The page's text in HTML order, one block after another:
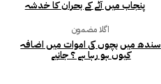
پنجاب میں آٹے کے بحران کا خدشہ
اگلا مضمون
سندھ میں بچوں کی اموات میں اضافہ
کیوں ہو رہا ہے ؟ جانیے